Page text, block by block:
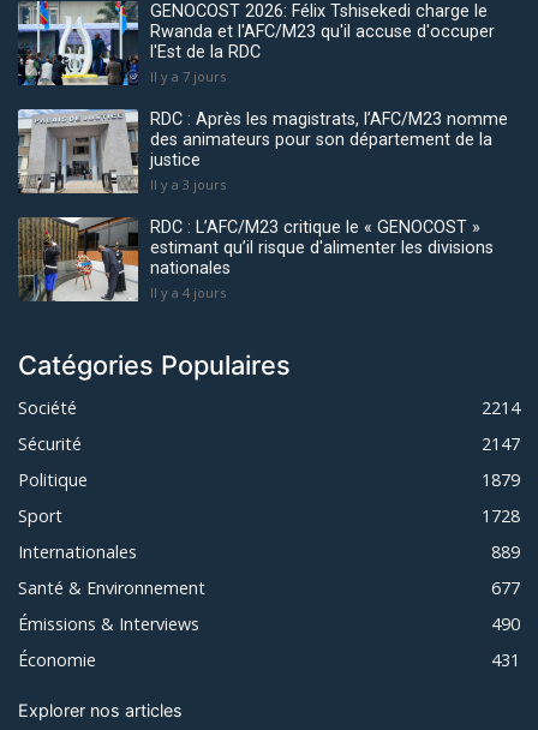
GENOCOST 2026: Félix Tshisekedi charge le
Rwanda et l'AFC/M23 qu'il accuse d'occuper
l'Est de la RDC
Il y a 7 jours
RDC : Après les magistrats, l’AFC/M23 nomme
des animateurs pour son département de la
justice
Il y a 3 jours
RDC : L’AFC/M23 critique le « GENOCOST »
estimant qu’il risque d'alimenter les divisions
nationales
Il y a 4 jours
Catégories Populaires
Société
2214
Sécurité
2147
Politique
1879
Sport
1728
Internationales
889
Santé & Environnement
677
Émissions & Interviews
490
Économie
431
Explorer nos articles